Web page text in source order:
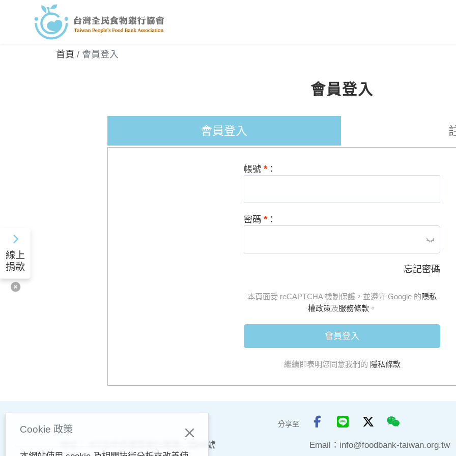
首頁 會員登入
會員登入
會員登入
帳號*：
密碼*：
忘記密碼
本頁面受 reCAPTCHA 機制保護，並遵守 Google 的隱私
權政策及服務條款。
會員登入
繼續即表明您同意我們的 隱私條款
Cookie 政策
分享至
402台中市南區柳川東路一段88號 Email： info@foodbank-taiwan.org.tw
線上
捐款